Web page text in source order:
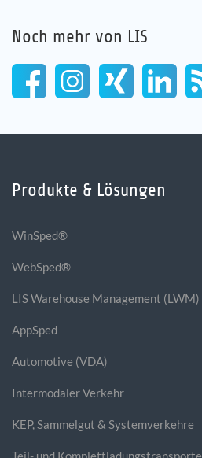
Noch mehr von LIS
Produkte & Lösungen
WinSped®
WebSped®
LIS Warehouse Management (LWM)
AppSped
Automotive (VDA)
Intermodaler Verkehr
KEP, Sammelgut & Systemverkehre